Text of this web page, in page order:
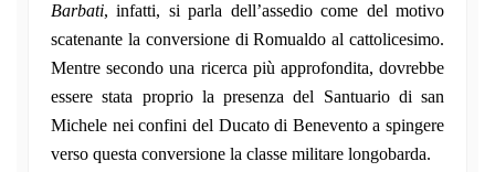
Barbati, infatti, si parla dell’assedio come del motivo
scatenante la conversione di Romualdo al cattolicesimo.
Mentre secondo una ricerca più approfondita, dovrebbe
essere stata proprio la presenza del Santuario di san
Michele nei confini del Ducato di Benevento a spingere
verso questa conversione la classe militare longobarda.